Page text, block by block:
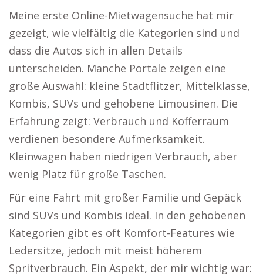
Meine erste Online-Mietwagensuche hat mir
gezeigt, wie vielfältig die Kategorien sind und
dass die Autos sich in allen Details
unterscheiden. Manche Portale zeigen eine
große Auswahl: kleine Stadtflitzer, Mittelklasse,
Kombis, SUVs und gehobene Limousinen. Die
Erfahrung zeigt: Verbrauch und Kofferraum
verdienen besondere Aufmerksamkeit.
Kleinwagen haben niedrigen Verbrauch, aber
wenig Platz für große Taschen.
Für eine Fahrt mit großer Familie und Gepäck
sind SUVs und Kombis ideal. In den gehobenen
Kategorien gibt es oft Komfort-Features wie
Ledersitze, jedoch mit meist höherem
Spritverbrauch. Ein Aspekt, der mir wichtig war: